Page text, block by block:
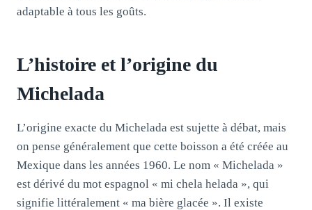
adaptable à tous les goûts.
L’histoire et l’origine du
Michelada
L’origine exacte du Michelada est sujette à débat, mais
on pense généralement que cette boisson a été créée au
Mexique dans les années 1960. Le nom « Michelada »
est dérivé du mot espagnol « mi chela helada », qui
signifie littéralement « ma bière glacée ». Il existe